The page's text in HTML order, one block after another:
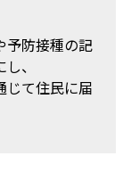
予防接種の記
、
て住民に届